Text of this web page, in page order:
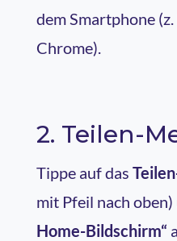
dem Smartphone
Chrome).
2. Teilen-
Tippe auf das
mit Pfeil nach
Home-Bildschirm“